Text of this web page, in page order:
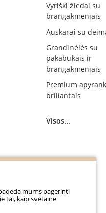
Vyriški žiedai su
brangakmeniais
Auskarai su
Grandinėlės su
pakabukais ir
brangakmeniais
Premium
briliantais
Visos...
mums pagerinti
tai, kaip svetainė